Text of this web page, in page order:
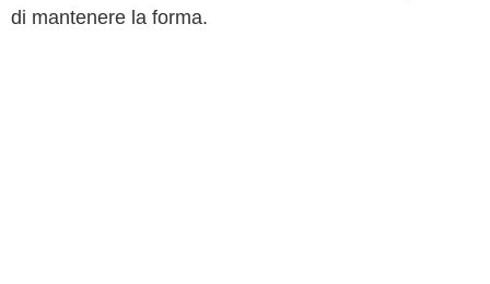
di mantenere la forma.